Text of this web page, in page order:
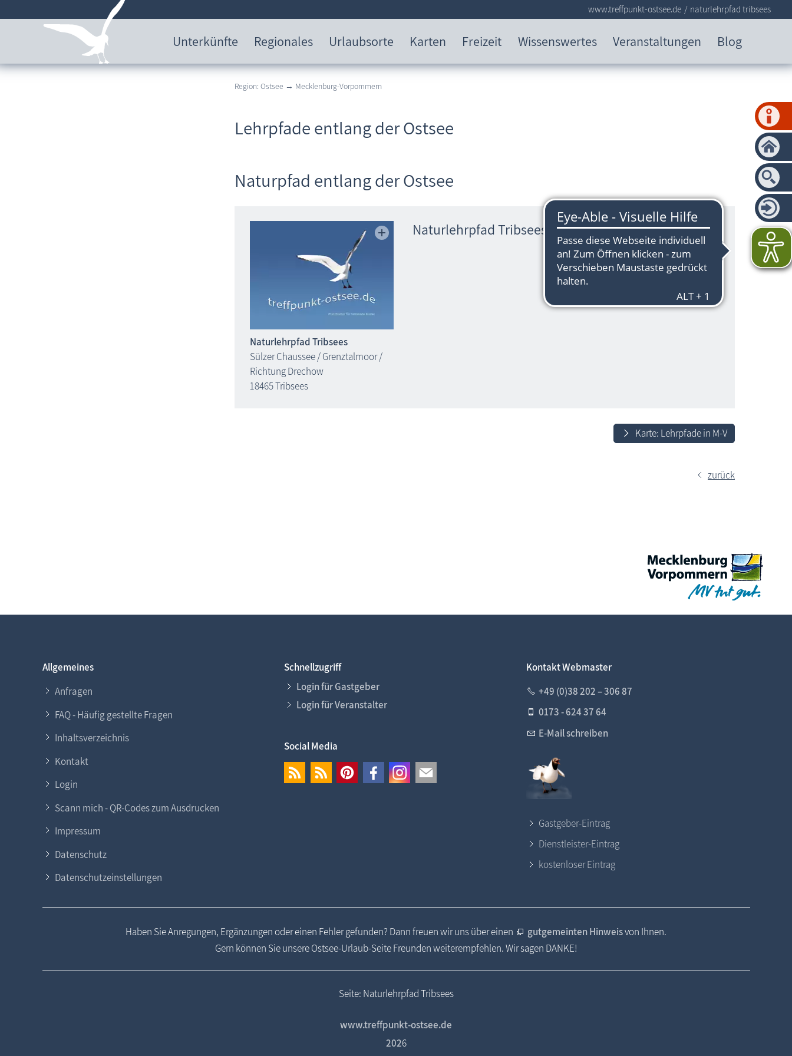
Unterkünfte Regionales Urlaubsorte Karten Freizeit Wissenswertes Veranstaltungen Blog
www.treffpunkt-ostsee.de naturlehrpfad tribsees
Region: Ostsee → Mecklenburg-Vorpommern
Lehrpfade entlang der Ostsee
Naturpfad entlang der Ostsee
Naturlehrpfad Tribsees
Sülzer Chaussee / Grenztalmoor /
Richtung Drechow
18465 Tribsees
Naturlehrpfad Tribsees
Karte: Lehrpfade in M-V
zurück
Allgemeines
Anfragen
FAQ - Häufig gestellte Fragen
Inhaltsverzeichnis
Kontakt
Login
Scann mich - QR-Codes zum Ausdrucken
Impressum
Datenschutz
Datenschutzeinstellungen
Schnellzugriff
Login für Gastgeber
Login für Veranstalter
Social Media
Kontakt Webmaster
+49 (0)38 202 – 306 87
0173 - 624 37 64
E-Mail schreiben
Gastgeber-Eintrag
Dienstleister-Eintrag
kostenloser Eintrag
Haben Sie Anregungen, Ergänzungen oder einen Fehler gefunden? Dann freuen wir uns über einen gutgemeinten Hinweisvon Ihnen.
Gern können Sie unsere Ostsee-Urlaub-Seite Freunden weiterempfehlen. Wir sagen DANKE!
Seite: Naturlehrpfad Tribsees
www.treffpunkt-ostsee.de
2026